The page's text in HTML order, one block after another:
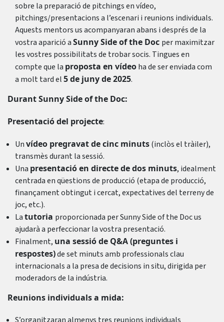
sobre la preparació de pitchings en vídeo,
pitchings/presentacions a l’escenari i reunions individuals.
Aquests mentors us acompanyaran abans i després de la
vostra aparició aSunny Side of the Doc per maximitzar
les vostres possibilitats de trobar socis. Tingues en
compte que la proposta en vídeoha de ser enviada com
a molt tard el5 de juny de 2025.
Durant Sunny Side of the Doc:
Presentació del projecte:
Unvídeo pregravat de cinc minuts(inclòs el tràiler),
transmès durant la sessió.
Una presentació en directe de dos minuts, idealment
centrada en qüestions de producció (etapa de producció,
finançament obtingut i cercat, expectatives del terreny de
joc, etc.).
Latutoria proporcionada per Sunny Side of the Doc us
ajudarà a perfeccionar la vostra presentació.
Finalment, una sessió de Q&A (preguntes i
respostes)de set minuts amb professionals clau
internacionals a la presa de decisions in situ, dirigida per
moderadors de la indústria.
Reunions individuals a mida: